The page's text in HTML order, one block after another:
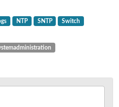
NTP SNTP Switch